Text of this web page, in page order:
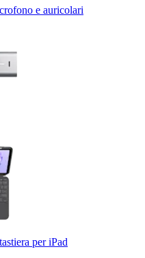
e auricolari
per iPad